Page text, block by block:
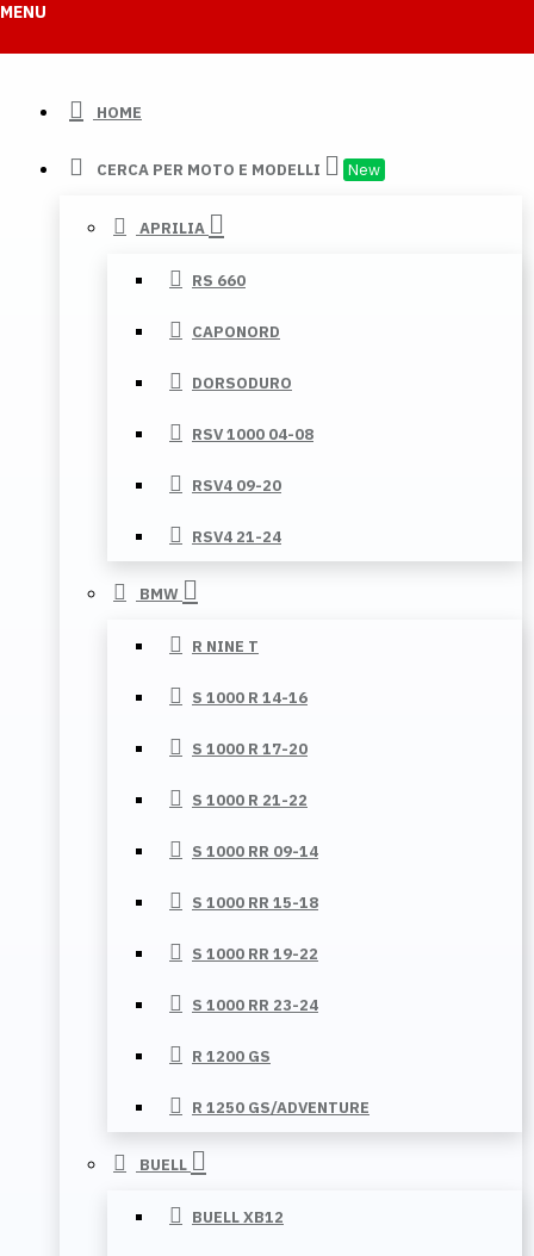
MENU
HOME
CERCA PER MOTO E MODELLI New
APRILIA
RS 660
CAPONORD
DORSODURO
RSV 1000 04-08
RSV4 09-20
RSV4 21-24
BMW
R NINE T
S 1000 R 14-16
S 1000 R 17-20
S 1000 R 21-22
S 1000 RR 09-14
S 1000 RR 15-18
S 1000 RR 19-22
S 1000 RR 23-24
R 1200 GS
R 1250 GS/ADVENTURE
BUELL
BUELL XB12